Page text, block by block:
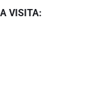
VISITA: